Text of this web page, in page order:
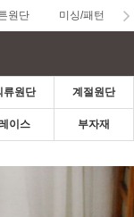
원단 미싱/패턴
류원단 계절원단
이스 부자재